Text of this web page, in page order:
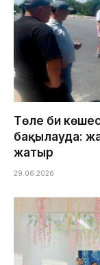
Төле би
бақылауда:
жатыр
29.06.2026